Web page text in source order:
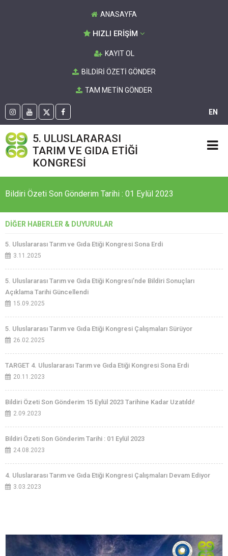
ANASAYFA
HIZLI ERİŞİM
KAYIT OL
BİLDİRİ ÖZETİ GÖNDER
TAM METİN GÖNDER
EN
5. ULUSLARARASI
TARIM VE GIDA ETİĞİ
KONGRESİ
Bildiri Özeti Son Gönderim Tarihi : 01 Eylül 2023
DİĞER HABERLER & DUYURULAR
5. Uluslararası Tarım ve Gıda Etiği Kongresi Sona Erdi
3.11.2025
5. Uluslararası Tarım ve Gıda Etiği Kongresi’nde Bildiri Sonuçları
Açıklama Tarihi Güncellendi
15.09.2025
5. Uluslararası Tarım ve Gıda Etiği Kongresi Çalışmaları Sürüyor
26.02.2025
TARGET 4. Uluslararası Tarım ve Gıda Etiği Kongresi Sona Erdi
20.11.2023
Bildiri Özeti Son Gönderim 15 Eylül 2023 Tarihine Kadar Uzatıldı!
2.09.2023
Bildiri Özeti Son Gönderim Tarihi : 01 Eylül 2023
24.08.2023
4. Uluslararası Tarım ve Gıda Etiği Kongresi Çalışmaları Devam Ediyor
3.03.2023